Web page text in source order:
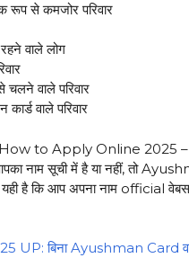
रूप से कमजोर परिवार
वाले लोग
चलने वाले परिवार
वाले परिवार
to Apply Online 2025
नाम सूची में है या नहीं, तो
है कि आप अपना नाम official
UP: बिना Ayushman Card